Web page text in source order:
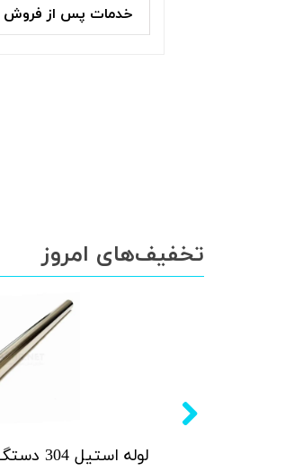
خدمات پس از فروش
لوله استیل 304 دستگیره استخر 6 متری
تخفیف‌های امروز